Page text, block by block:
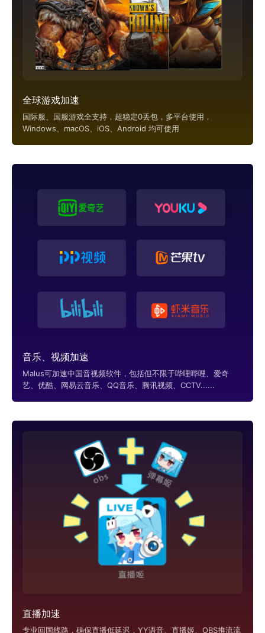
全球游戏加速
国际服、国服游戏全支持，超稳定0丢包，多平台使用，
Windows、macOS、iOS、Android 均可使用
音乐、视频加速
Malus可加速中国音视频软件，包括但不限于哔哩哔哩、爱奇
艺、优酷、网易云音乐、QQ音乐、腾讯视频、CCTV......
直播加速
专业回国线路，确保直播低延迟，YY语音、直播姬、OBS推流流